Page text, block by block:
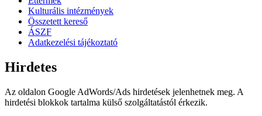
Kulturális intézmények
Összetett kereső
ÁSZF
Adatkezelési tájékoztató
Hirdetes
Az oldalon Google AdWords/Ads hirdetések jelenhetnek meg. A
hirdetési blokkok tartalma külső szolgáltatástól érkezik.